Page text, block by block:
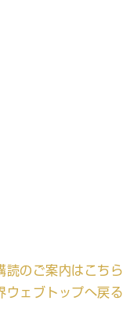
読のご案内はこちら
ウェブトップへ戻る